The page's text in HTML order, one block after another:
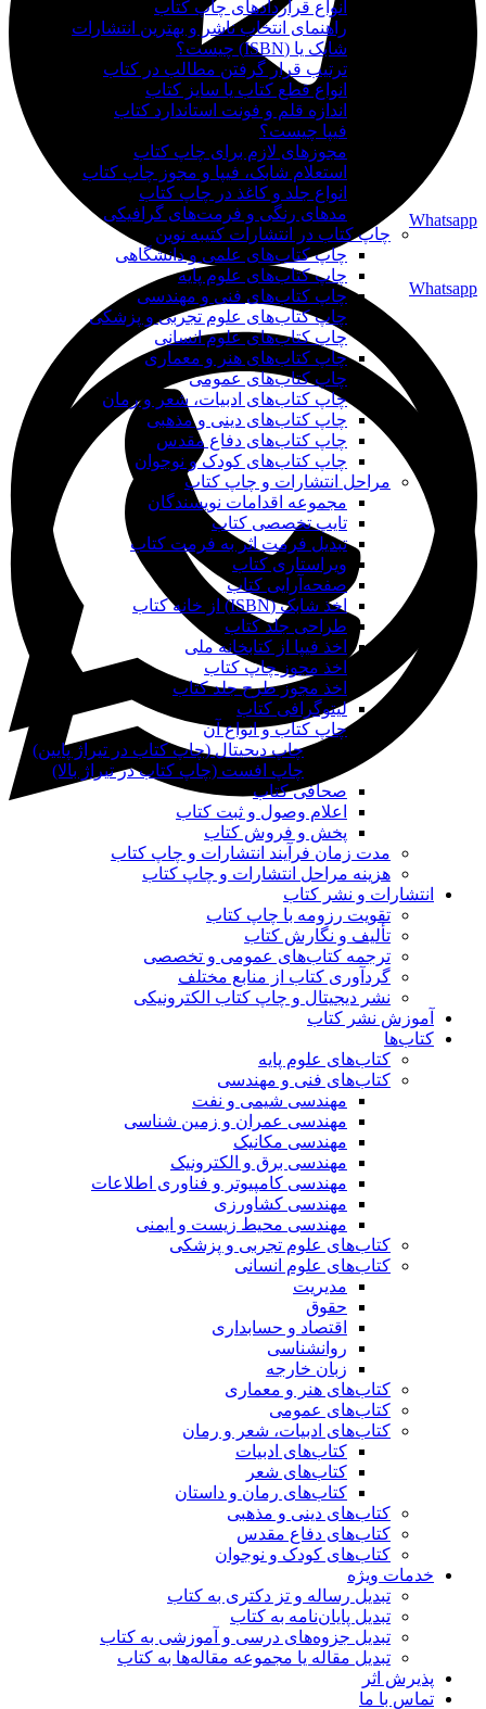
Whatsapp
Whatsapp
انواع قراردادهای چاپ کتاب
راهنمای انتخاب ناشر و بهترین انتشارات
شابک یا (ISBN) چیست؟
ترتیب قرار گرفتن مطالب در کتاب
انواع قطع کتاب یا سایز کتاب
اندازه قلم و فونت استاندارد کتاب
فیپا چیست؟
مجوزهای لازم برای چاپ کتاب
استعلام شابک، فیپا و مجوز چاپ کتاب
انواع جلد و کاغذ در چاپ کتاب
مدهای رنگی و فرمت‌های گرافیکی
چاپ کتاب در انتشارات کتیبه نوین
چاپ کتاب‌های علمی و دانشگاهی
چاپ کتاب‌های علوم پایه
چاپ کتاب‌های فنی و مهندسی
چاپ کتاب‌های علوم تجربی و پزشکی
چاپ کتاب‌های علوم انسانی
چاپ کتاب‌های هنر و معماری
چاپ کتاب‌های عمومی
چاپ کتاب‌های ادبیات، شعر و رمان
چاپ کتاب‌های دینی و مذهبی
چاپ کتاب‌های دفاع مقدس
چاپ کتاب‌های کودک و نوجوان
مراحل انتشارات و چاپ کتاب
مجموعه اقدامات نویسندگان
تایپ تخصصی کتاب
تبدیل فرمت اثر به فرمت کتاب
ویراستاری کتاب
صفحه‌آرایی کتاب
اخذ شابک (ISBN) از خانه کتاب
طراحی جلد کتاب
اخذ فیپا از کتابخانه ملی
اخذ مجوز چاپ کتاب
اخذ مجوز طرح جلد کتاب
لیتوگرافی کتاب
چاپ کتاب و انواع آن
چاپ دیجیتال (چاپ کتاب در تیراژ پایین)
چاپ افست (چاپ کتاب در تیراژ بالا)
صحافی کتاب
اعلام وصول و ثبت کتاب
پخش و فروش کتاب
مدت زمان فرآیند انتشارات و چاپ کتاب
هزینه مراحل انتشارات و چاپ کتاب
انتشارات و نشر کتاب
تقویت رزومه با چاپ کتاب
تألیف و نگارش کتاب
ترجمه کتاب‌های عمومی و تخصصی
گردآوری کتاب از منابع مختلف
نشر دیجیتال و چاپ کتاب الکترونیکی
آموزش نشر کتاب
کتاب‌ها
کتاب‌های علوم پایه
کتاب‌های فنی و مهندسی
مهندسی شیمی و نفت
مهندسی عمران و زمین شناسی
مهندسی مکانیک
مهندسی برق و الکترونیک
مهندسی کامپیوتر و فناوری اطلاعات
مهندسی کشاورزی
مهندسی محیط زیست و ایمنی
کتاب‌های علوم تجربی و پزشکی
کتاب‌های علوم انسانی
مدیریت
حقوق
اقتصاد و حسابداری
روانشناسی
زبان خارجه
کتاب‌های هنر و معماری
کتاب‌های عمومی
کتاب‌های ادبیات، شعر و رمان
کتاب‌های ادبیات
کتاب‌های شعر
کتاب‌های رمان و داستان
کتاب‌های دینی و مذهبی
کتاب‌های دفاع مقدس
کتاب‌های کودک و نوجوان
خدمات ویژه
تبدیل رساله و تز دکتری به کتاب
تبدیل پایان‌نامه به کتاب
تبدیل جزوه‌های درسی و آموزشی به کتاب
تبدیل مقاله یا مجموعه مقاله‌ها به کتاب
پذیرش اثر
تماس با ما